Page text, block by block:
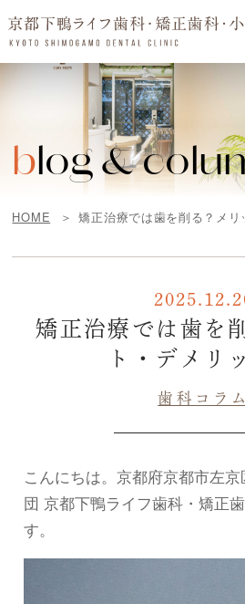
b log &
HOME 矯正治療では歯を削る？メリ
矯正治療では歯を
ト・デメリ
歯科コラム
こんにちは。京都府京都市左
団 京都下鴨ライフ歯科・矯正
す。